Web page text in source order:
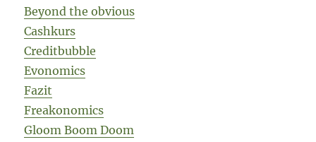
Beyond the obvious
Cashkurs
Creditbubble
Evonomics
Fazit
Freakonomics
Gloom Boom Doom